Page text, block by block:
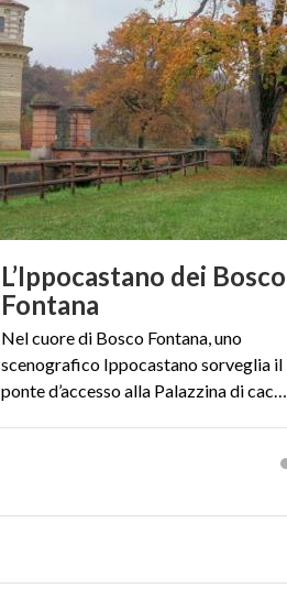
L’Ippocastano dei Bosco
Fontana
Nel cuore di Bosco Fontana, uno
scenografico Ippocastano sorveglia il
ponte d’accesso alla Palazzina di caccia dei Gonzaga.